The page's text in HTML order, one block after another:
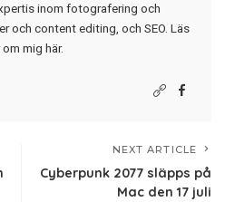
inom fotografering och
och content editing, och SEO. Läs
om mig här.
NEXT ARTICLE
Cyberpunk 2077 släpps på
Mac den 17 juli